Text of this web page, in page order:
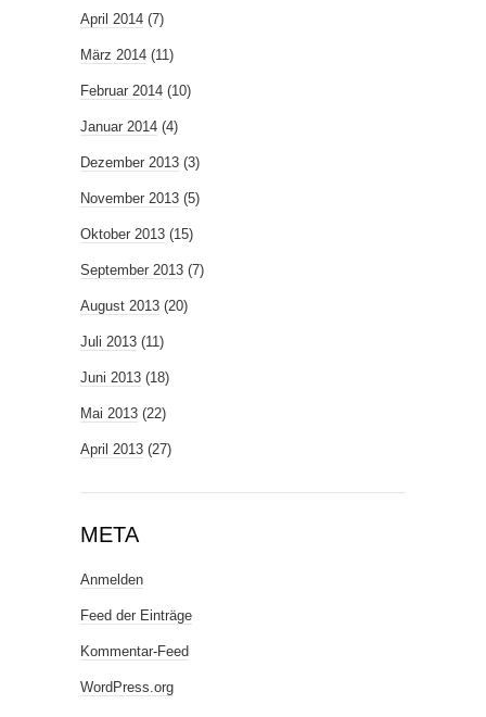
April 2014 (7)
März 2014 (11)
Februar 2014 (10)
Januar 2014 (4)
Dezember 2013 (3)
November 2013 (5)
Oktober 2013 (15)
September 2013 (7)
August 2013 (20)
Juli 2013 (11)
Juni 2013 (18)
Mai 2013 (22)
April 2013 (27)
META
Anmelden
Feed der Einträge
Kommentar-Feed
WordPress.org